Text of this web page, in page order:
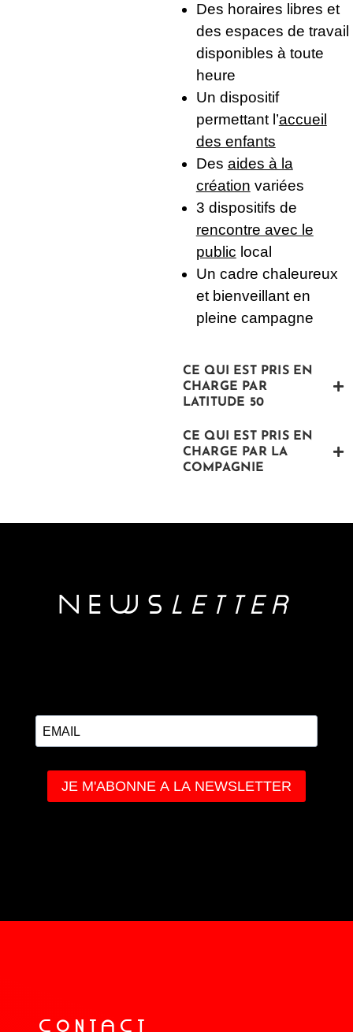
Des horaires libres et
des espaces de travail
disponibles à toute
heure
Un dispositif
permettant l’accueil
des enfants
Des aides à la
création variées
3 dispositifs de
rencontre avec le
public local
Un cadre chaleureux
et bienveillant en
pleine campagne
CE QUI EST PRIS EN
CHARGE PAR
LATITUDE 50
CE QUI EST PRIS EN
CHARGE PAR LA
COMPAGNIE
NEwS LETTER
COnTaCT